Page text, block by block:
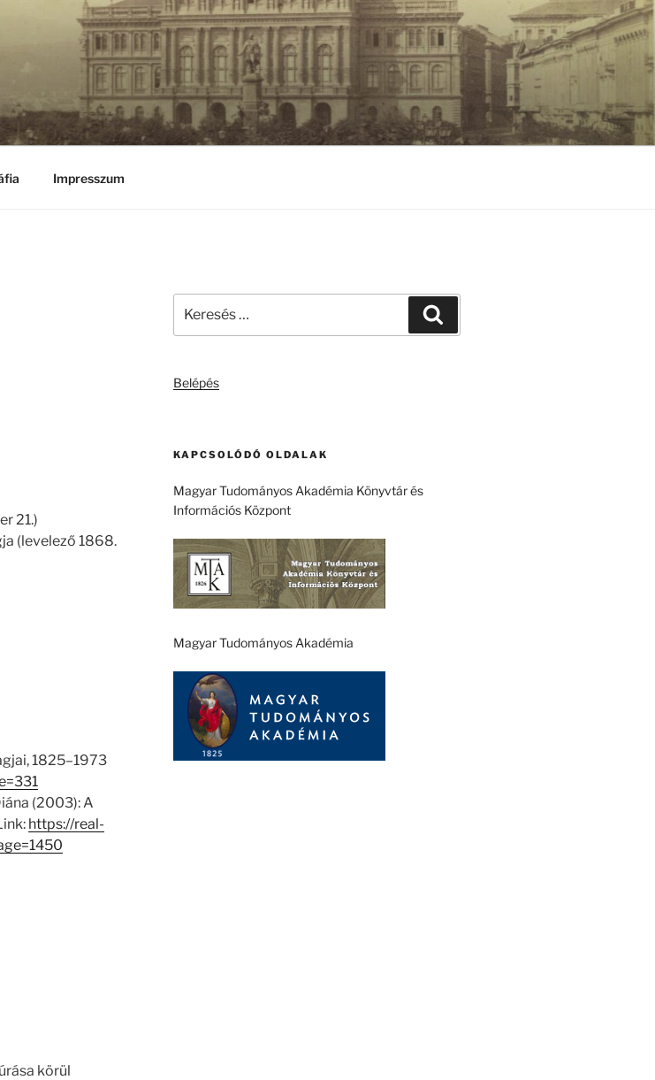
Impresszum
21.)
(levelező 1868.
1825–1973
(2003): A
https://real-
körül
következő
Belépés
KAPCSOLÓDÓ OLDALAK
Magyar Tudományos Akadémia Könyvtár és
Információs Központ
Magyar Tudományos Akadémia